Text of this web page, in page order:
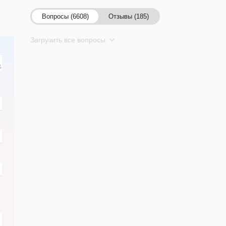
Вопросы (6608) Отзывы (185)
Загрузить все вопросы